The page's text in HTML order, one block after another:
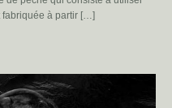
fabriquée à partir […]